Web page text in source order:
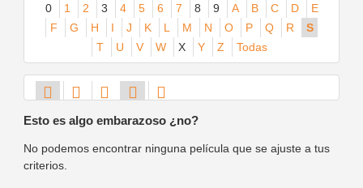
0 1 2 3 4 5 6 7 8 9 A B C D
E
F
G H I J K L M N O P Q R
S
T
U V W X Y Z Todas
Esto es algo embarazoso ¿no?
No podemos encontrar ninguna película que se ajuste a tus
criterios.